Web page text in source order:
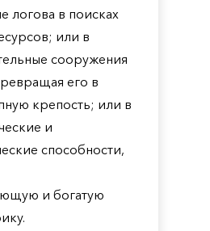
логова в поисках
или в
сооружения
его в
крепость; или в
и
способности,
и богатую